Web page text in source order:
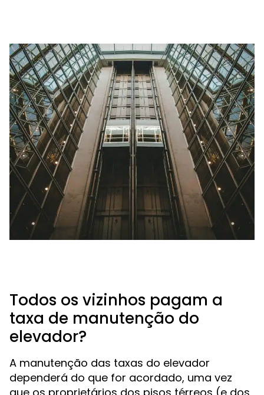
Todos os vizinhos pagam a
taxa de manutenção do
elevador?
A manutenção das taxas do elevador
dependerá do que for acordado, uma vez